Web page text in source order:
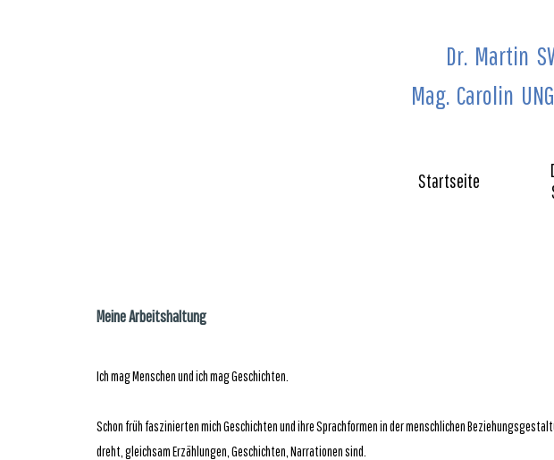
Startseite
Dr. Martin
Mag. Carolin
Meine Arbeitshaltung
Ich mag Menschen und ich mag Geschichten.
Schon früh faszinierten mich Geschichten und ihre Sprachformen in der menschlichen
dreht, gleichsam Erzählungen, Geschichten, Narrationen sind.